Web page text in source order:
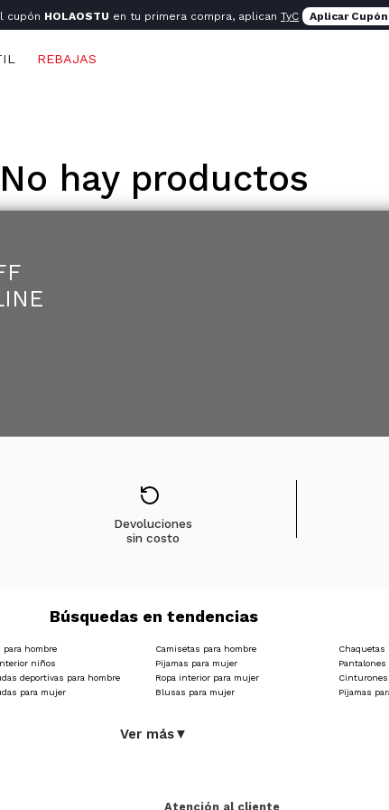
cupón HOLAOSTU en tu primera compra, aplican TyC Aplicar Cupón
REBAJAS
No hay productos
Devoluciones
sin costo
Búsquedas en tendencias
para hombre Camisetas para hombre Chaquetas
niños Pijamas para mujer
deportivas para hombre Ropa interior para mujer Cinturones
para mujer Blusas para mujer Pijamas
Ver más▼
Atención al cliente